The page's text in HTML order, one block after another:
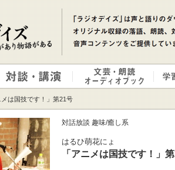
は国技です！」第21号
対話放談 趣味/癒し系
はるひ萌花にょ
「アニメは国技です！」